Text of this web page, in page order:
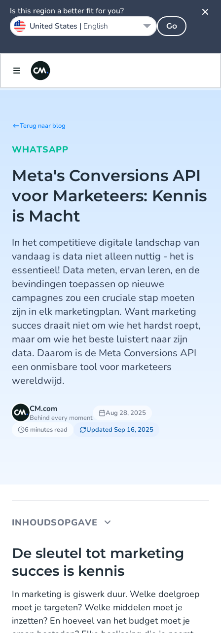
Terug naar blog
WHATSAPP
Meta's Conversions API
voor Marketeers: Kennis
is Macht
In het competitieve digitale landschap van
vandaag is data niet alleen nuttig - het is
essentieel! Data meten, ervan leren, en de
bevindingen toepassen op nieuwe
campagnes zou een cruciale stap moeten
zijn in elk marketingplan. Want marketing
succes draait niet om wie het hardst roept,
maar om wie het beste luistert naar zijn
data. Daarom is de Meta Conversions API
een onmisbare tool voor marketeers
wereldwijd.
CM.com
Behind every moment
Aug 28, 2025
6 minutes read
Updated Sep 16, 2025
INHOUDSOPGAVE
De sleutel tot marketing succes is kennis
Wat is de Conversions API?
Waarom wil je dit?
Geoptimaliseerde en data-gedreven berichten
De sleutel tot marketing
succes is kennis
In marketing is giswerk duur. Welke doelgroep
moet je targeten? Welke middelen moet je
inzetten? En hoeveel van het budget moet je
Is this region a better fit for you?
United States | English Go